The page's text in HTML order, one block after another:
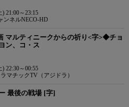
) 21:00～23:15
ンネルNECO-HD
マルティニークからの祈り<字>◆チョ
ン、コ・ス
) 22:30～00:55
マチックTV（アジドラ）
最後の戦場 [字]